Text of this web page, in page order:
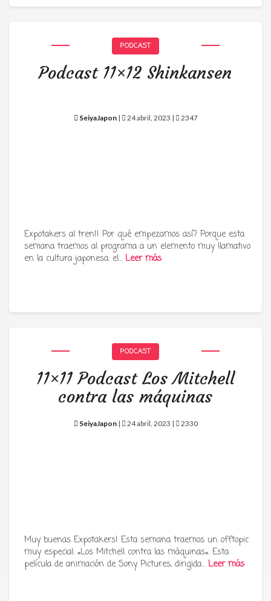
PODCAST
Podcast 11×12 Shinkansen
SeiyaJapon| 24 abril, 2023 | 2347
Expotakers al tren!! Por qué empezamos así? Porque esta
semana traemos al programa a un elemento muy llamativo
en la cultura japonesa: el… Leer más
PODCAST
11×11 Podcast Los Mitchell
contra las máquinas
SeiyaJapon| 24 abril, 2023 | 2330
Muy buenas Expotakers! Esta semana traemos un offtopic
muy especial: «Los Mitchell contra las máquinas«. Esta
película de animación de Sony Pictures, dirigida… Leer más